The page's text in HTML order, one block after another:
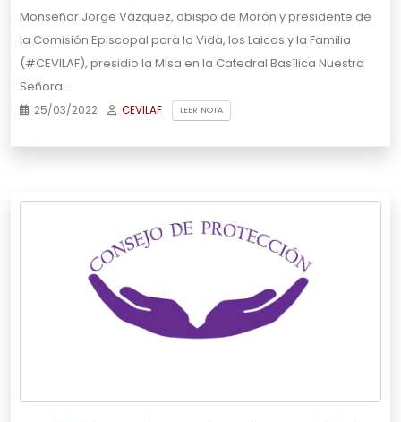
Monseñor Jorge Vázquez, obispo de Morón y presidente de
la Comisión Episcopal para la Vida, los Laicos y la Familia
(#CEVILAF), presidio la Misa en la Catedral Basílica Nuestra
Señora…
25/03/2022 CEVILAF LEER NOTA